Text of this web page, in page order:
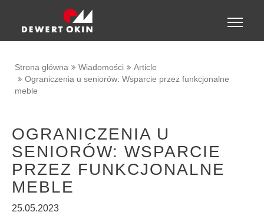
Toggle
Strona główna Wiadomości
Article
Ograniczenia u seniorów: Wsparcie przez funkcjonalne
meble
OGRANICZENIA U
SENIORÓW: WSPARCIE
PRZEZ FUNKCJONALNE
MEBLE
25.05.2023